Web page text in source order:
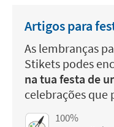
Artigos para
As lembranças
Stikets podes
na tua festa de
celebrações que
100%